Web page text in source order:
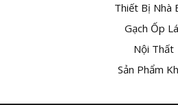
Thiết Bị Nhà
Gạch Ốp
Nội Thất
Sản Phẩm